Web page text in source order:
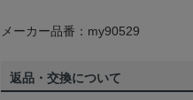
メーカー品番：my90529
返品・交換について